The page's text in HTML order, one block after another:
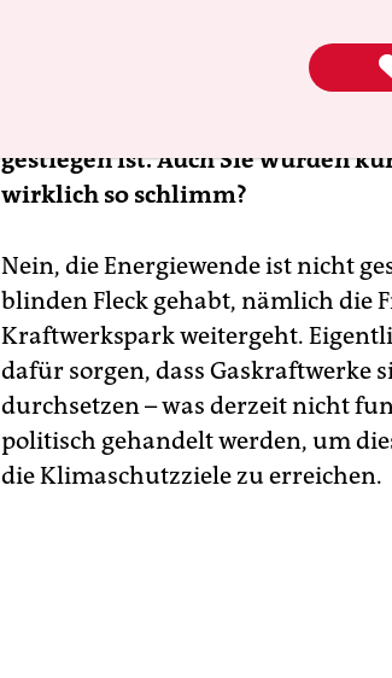
Manche Beobachter halten die
gestiegen ist. Auch Sie wurden
wirklich so schlimm?
Nein, die Energiewende ist nicht
blinden Fleck gehabt, nämlich die
Kraftwerkspark weitergeht.
dafür sorgen, dass Gaskraftwerke
durchsetzen – was derzeit nicht
politisch gehandelt werden, um
die Klimaschutzziele zu erreichen.